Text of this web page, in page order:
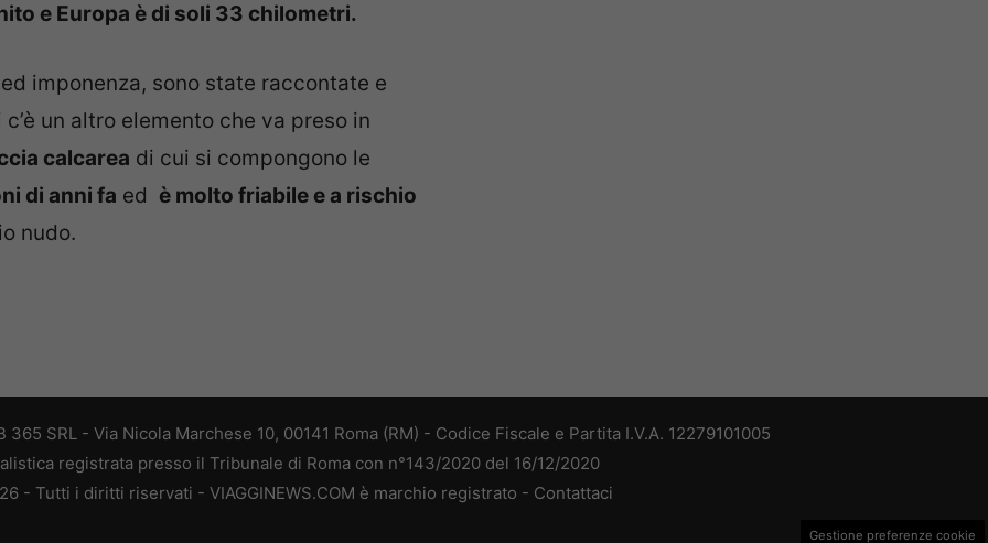
e Europa è di soli 33 chilometri.
imponenza, sono state raccontate e
un altro elemento che va preso in
calcarea di cui si compongono le
di anni fa ed è molto friabile e a rischio
nudo.
SRL - Via Nicola Marchese 10, 00141 Roma (RM) - Codice Fiscale e Partita I.V.A. 12279101005
registrata presso il Tribunale di Roma con n°143/2020 del 16/12/2020
- Tutti i diritti riservati - VIAGGINEWS.COM è marchio registrato - Contattaci
Gestione preferenze cookie